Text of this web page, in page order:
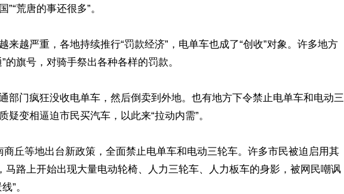
”“荒唐的事还很多”。
来越严重，各地持续推行“罚款经济”，电单车也成了“创收”对象。许多地方
的旗号，对骑手祭出各种各样的罚款。
部门疯狂没收电单车，然后倒卖到外地。也有地方下令禁止电单车和电动三
疑变相逼迫市民买汽车，以此来“拉动内需”。
商丘等地出台新政策，全面禁止电单车和电动三轮车。许多市民被迫启用其
马路上开始出现大量电动轮椅、人力三轮车、人力板车的身影，被网民嘲讽
”。